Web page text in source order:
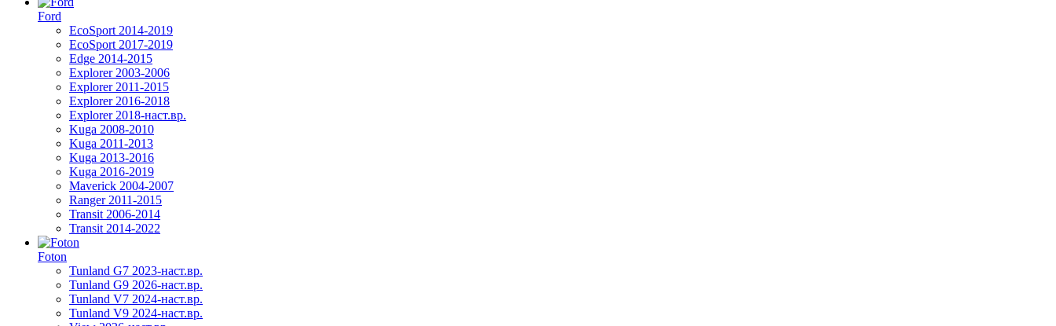
Ford
EcoSport 2014-2019
EcoSport 2017-2019
Edge 2014-2015
Explorer 2003-2006
Explorer 2011-2015
Explorer 2016-2018
Explorer 2018-наст.вр.
Kuga 2008-2010
Kuga 2011-2013
Kuga 2013-2016
Kuga 2016-2019
Maverick 2004-2007
Ranger 2011-2015
Transit 2006-2014
Transit 2014-2022
Foton
Tunland G7 2023-наст.вр.
Tunland G9 2026-наст.вр.
Tunland V7 2024-наст.вр.
Tunland V9 2024-наст.вр.